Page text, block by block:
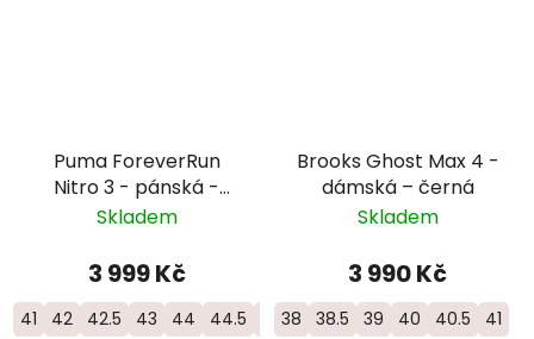
Puma ForeverRun
Nitro 3 - pánská -
modrá
Skladem
3 999 Kč
41 42 42.5 43 44 44.5 45 46 46.5 47
Brooks Ghost Max 4 -
dámská – černá
Skladem
3 990 Kč
38 38.5 39 40 40.5 41